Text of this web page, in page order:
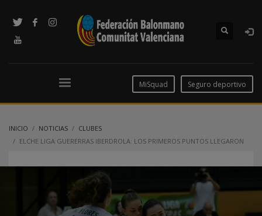
MiSquad Seguro deportivo
INICIO NOTICIAS
CLUBES
ELCHE LIGA GUERERRAS IBERDROLA: LOS PRIMEROS PUNTOS LLEGARON